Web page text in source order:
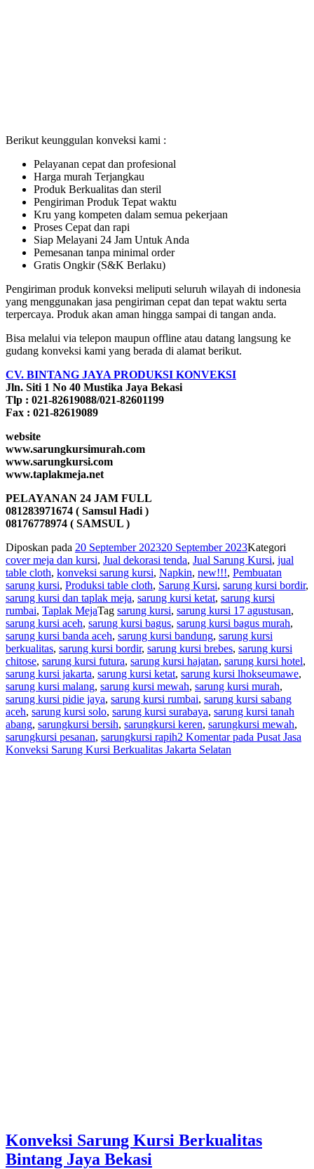
Berikut keunggulan konveksi kami :
Pelayanan cepat dan profesional
Harga murah Terjangkau
Produk Berkualitas dan steril
Pengiriman Produk Tepat waktu
Kru yang kompeten dalam semua pekerjaan
Proses Cepat dan rapi
Siap Melayani 24 Jam Untuk Anda
Pemesanan tanpa minimal order
Gratis Ongkir (S&K Berlaku)
Pengiriman produk konveksi meliputi seluruh wilayah di indonesia
yang menggunakan jasa pengiriman cepat dan tepat waktu serta
terpercaya. Produk akan aman hingga sampai di tangan anda.
Bisa melalui via telepon maupun offline atau datang langsung ke
gudang konveksi kami yang berada di alamat berikut.
CV. BINTANG JAYA PRODUKSI KONVEKSI
Jln. Siti 1 No 40 Mustika Jaya Bekasi
Tlp : 021-82619088/021-82601199
Fax : 021-82619089
website
www.sarungkursimurah.com
www.sarungkursi.com
www.taplakmeja.net
PELAYANAN 24 JAM FULL
081283971674 ( Samsul Hadi )
08176778974 ( SAMSUL )
Diposkan pada 20 September 202320 September 2023Kategori
cover meja dan kursi, Jual dekorasi tenda, Jual Sarung Kursi, jual
table cloth, konveksi sarung kursi, Napkin, new!!!, Pembuatan
sarung kursi, Produksi table cloth, Sarung Kursi, sarung kursi bordir,
sarung kursi dan taplak meja, sarung kursi ketat, sarung kursi
rumbai, Taplak MejaTag sarung kursi, sarung kursi 17 agustusan,
sarung kursi aceh, sarung kursi bagus, sarung kursi bagus murah,
sarung kursi banda aceh, sarung kursi bandung, sarung kursi
berkualitas, sarung kursi bordir, sarung kursi brebes, sarung kursi
chitose, sarung kursi futura, sarung kursi hajatan, sarung kursi hotel,
sarung kursi jakarta, sarung kursi ketat, sarung kursi lhokseumawe,
sarung kursi malang, sarung kursi mewah, sarung kursi murah,
sarung kursi pidie jaya, sarung kursi rumbai, sarung kursi sabang
aceh, sarung kursi solo, sarung kursi surabaya, sarung kursi tanah
abang, sarungkursi bersih, sarungkursi keren, sarungkursi mewah,
sarungkursi pesanan, sarungkursi rapih2 Komentarpada Pusat Jasa
Konveksi Sarung Kursi Berkualitas Jakarta Selatan
Konveksi Sarung Kursi Berkualitas
Bintang Jaya Bekasi